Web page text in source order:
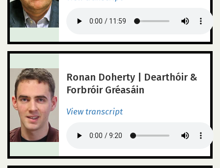
Ronan Doherty | Dearthóir &
Forbróir Gréasáin
View transcript